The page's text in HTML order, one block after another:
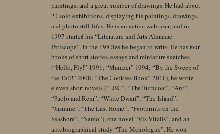
paintings, and a great number of drawings. He had about
20 solo exhibitions, displaying his paintings, drawings,
and photo still-lifes. He is an active web-user, and in
1997 started his “Literature and Arts Almanac
Periscope”. In the 1980ies he began to write. He has four
books of short stories, essays and miniature sketches
(“Hello, Fly!” 1991; “Mamzer” 1994; “By the Sweep of
the Tail!” 2008; “The Cookies Book” 2010), he wrote
eleven short novels (“LBC”, “The Turncoat”, “Ant”,
“Paolo and Rem”, “White Dwarf”, “The Island”,
“Jasmine”, “The Last Home”, “Footprints on the
Seashore”, “Nemo”), one novel “Vis Vitalis”, and an
autobiographical study “The Monologue”. He won